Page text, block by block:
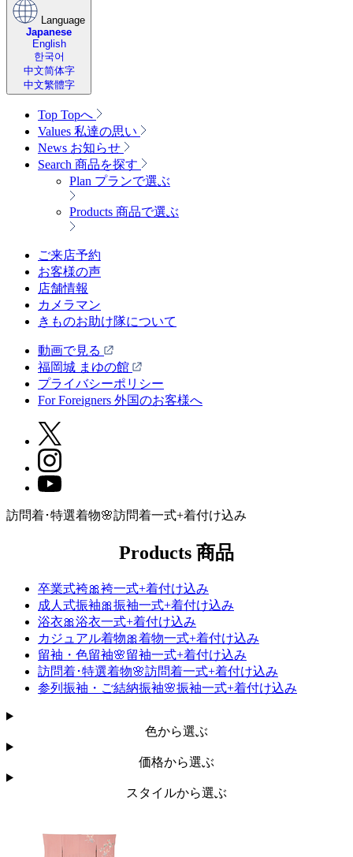
Language
Japanese
English
한국어
中文简体字
中文繁體字
Top Topへ
Values 私達の思い
News お知らせ
Search 商品を探す
Plan プランで選ぶ
Products 商品で選ぶ
ご来店予約
お客様の声
店舗情報
カメラマン
きものお助け隊について
動画で見る
福岡城 まゆの館
プライバシーポリシー
For Foreigners 外国のお客様へ
訪問着･特選着物🌸訪問着一式+着付け込み
Products 商品
卒業式袴🎀袴一式+着付け込み
成人式振袖🎀振袖一式+着付け込み
浴衣🎀浴衣一式+着付け込み
カジュアル着物🎀着物一式+着付け込み
留袖・色留袖🌸留袖一式+着付け込み
訪問着･特選着物🌸訪問着一式+着付け込み
参列振袖・​ご結納​振袖🌸振袖一式+着付け込み
色から選ぶ
価格から選ぶ
スタイルから選ぶ